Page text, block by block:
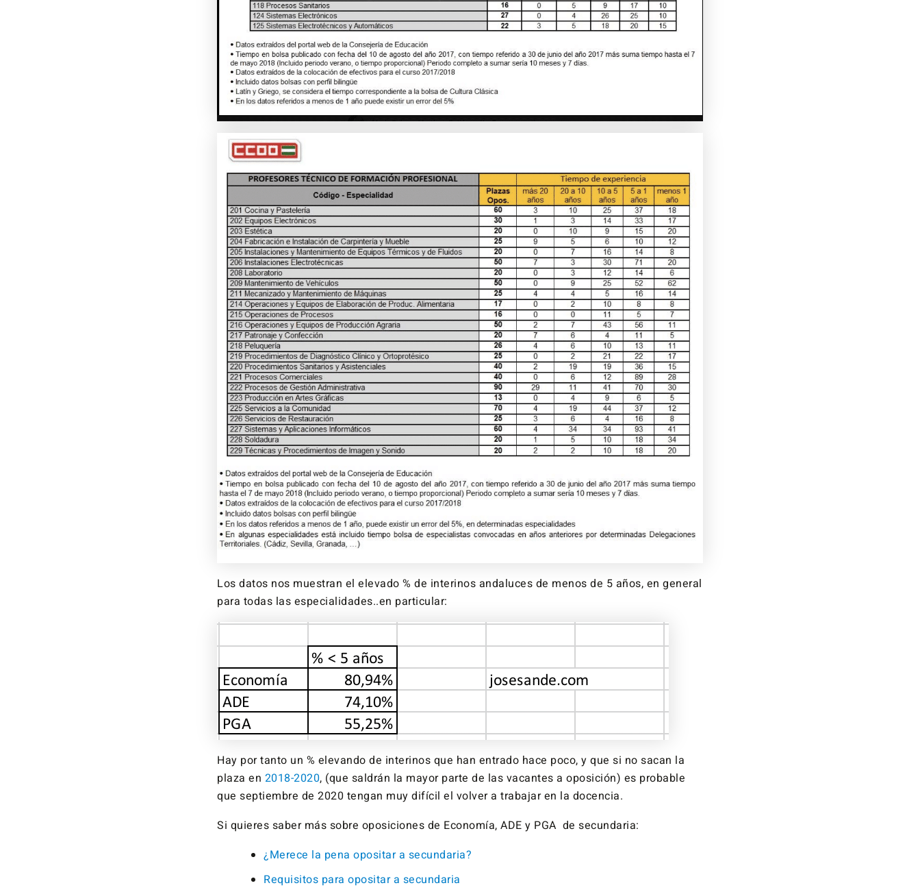
Los datos nos muestran el elevado % de interinos andaluces de menos de 5 años, en general
para todas las especialidades..en particular:
Hay por tanto un % elevando de interinos que han entrado hace poco, y que si no sacan la
plaza en 2018-2020, (que saldrán la mayor parte de las vacantes a oposición) es probable
que septiembre de 2020 tengan muy difícil el volver a trabajar en la docencia.
Si quieres saber más sobre oposiciones de Economía, ADE y PGA de secundaria:
¿Merece la pena opositar a secundaria?
Requisitos para opositar a secundaria